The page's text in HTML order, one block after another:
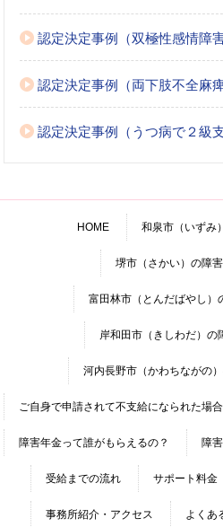
認定決定事例（双極性感情障
認定決定事例（両下肢不全麻
認定決定事例（うつ病で２級
HOME 和泉市（いずみ
堺市（さかい）の障
富田林市（とんだばやし）
岸和田市（きしわだ）の
河内長野市（かわちながの
ご自身で申請されて不支給になられた場合
障害年金って誰がもらえるの？ 障
受給までの流れ サポート料金
事務所紹介・アクセス よくあ